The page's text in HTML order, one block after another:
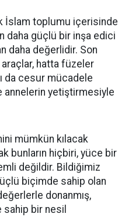
İslam toplumu içerisinde
daha güçlü bir inşa edici
daha değerlidir. Son
hatta füzeler
da cesur mücadele
annelerin yetiştirmesiyle
mümkün kılacak
bunların hiçbiri, yüce bir
değildir. Bildiğimiz
biçimde sahip olan
donanmış,
sahip bir nesil